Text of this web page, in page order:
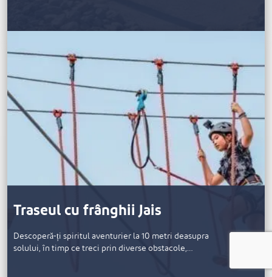
Traseul cu frânghii Jais
Descoperă-ți spiritul aventurier la 10 metri deasupra
solului, în timp ce treci prin diverse obstacole,…